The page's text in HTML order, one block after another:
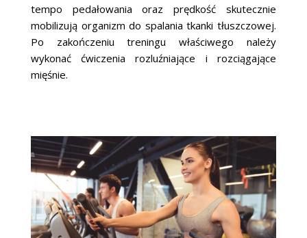
tempo pedałowania oraz prędkość skutecznie
mobilizują organizm do spalania tkanki tłuszczowej.
Po zakończeniu treningu właściwego należy
wykonać ćwiczenia rozluźniające i rozciągające
mięśnie.